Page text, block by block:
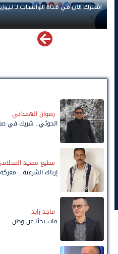
اشترك الآن في قناة الواتساب لـ
رضوان الهمداني
الحوثي.. شريك في
مطيع سعيد
إرباك الشرعية...
ماجد زايد
مات بحثًا عن وطن